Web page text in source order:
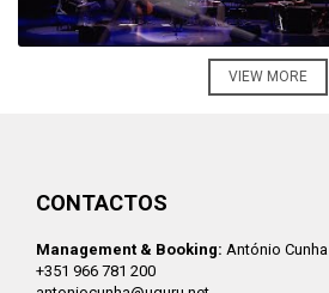
VIEW MORE
CONTACTOS
Management & Booking: António Cunha
+351 966 781 200